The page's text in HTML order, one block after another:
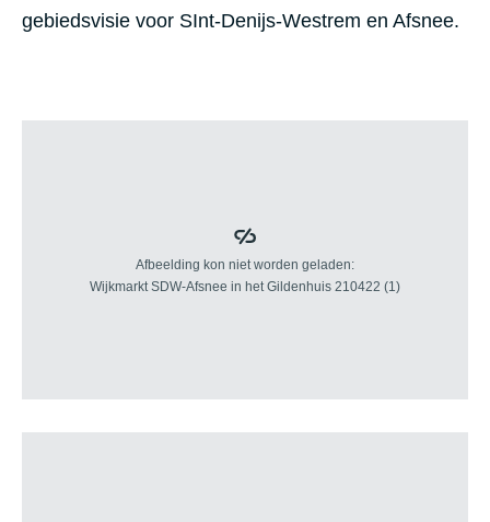
gebiedsvisie voor SInt-Denijs-Westrem en Afsnee.